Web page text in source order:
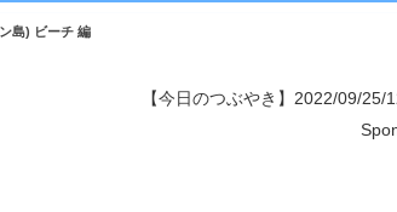
島) ビーチ 編
【今日のつぶやき】2022/09/25/12:00～ 特典あ